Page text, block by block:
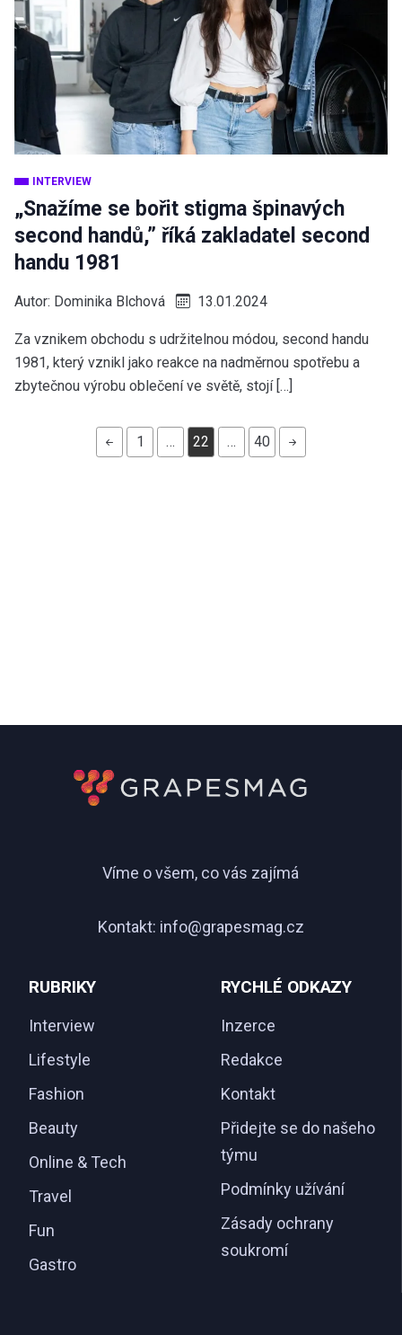
INTERVIEW
„Snažíme se bořit stigma špinavých
second handů,” říká zakladatel second
handu 1981
Autor: Dominika Blchová 13.01.2024
Za vznikem obchodu s udržitelnou módou, second handu
1981, který vznikl jako reakce na nadměrnou spotřebu a
zbytečnou výrobu oblečení ve světě, stojí […]
1 … 22 … 40
Víme o všem, co vás zajímá
Kontakt: info@grapesmag.cz
RUBRIKY
Interview
Lifestyle
Fashion
Beauty
Online & Tech
Travel
Fun
Gastro
RYCHLÉ ODKAZY
Inzerce
Redakce
Kontakt
Přidejte se do našeho
týmu
Podmínky užívání
Zásady ochrany
soukromí